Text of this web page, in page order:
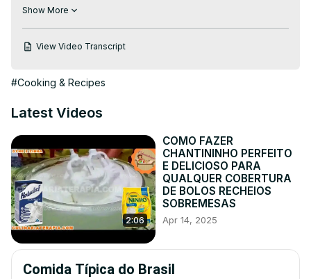
cursos grátis no site: 👉RECEITA COMPLETA👉
Show More
View Video Transcript
#Cooking & Recipes
Latest Videos
2:06
COMO FAZER
CHANTININHO PERFEITO
E DELICIOSO PARA
QUALQUER COBERTURA
DE BOLOS RECHEIOS
SOBREMESAS
Apr 14, 2025
Comida Típica do Brasil